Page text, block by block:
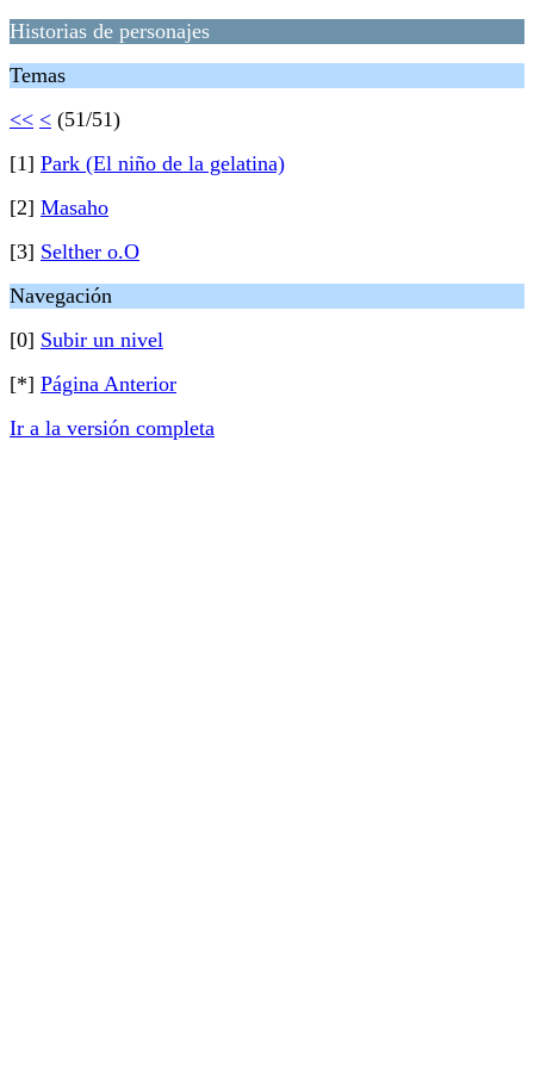
Historias de personajes
Temas
<< < (51/51)
[1] Park (El niño de la gelatina)
[2] Masaho
[3] Selther o.O
Navegación
[0] Subir un nivel
[*] Página Anterior
Ir a la versión completa